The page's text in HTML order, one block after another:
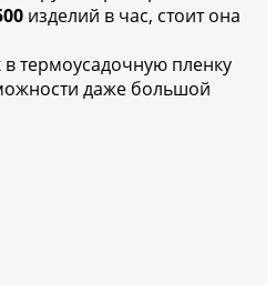
изделий в час, стоит она
в термоусадочную пленку
даже большой